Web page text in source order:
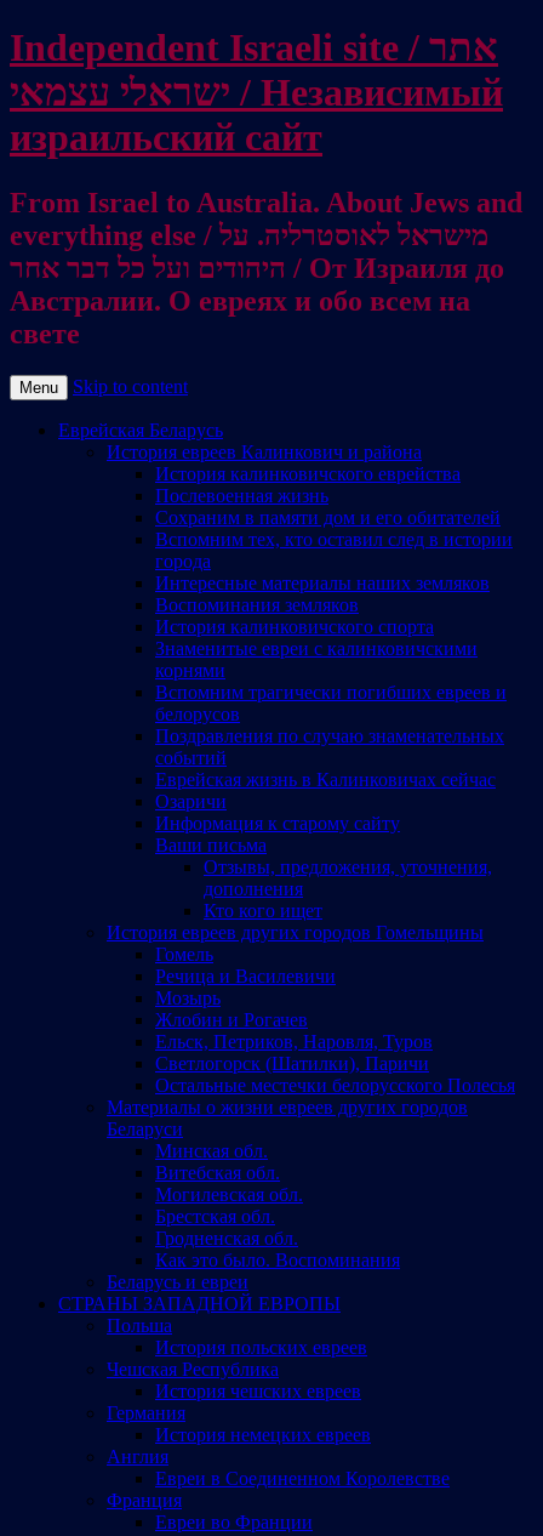
Independent Israeli site / אתר
ישראלי עצמאי / Независимый
израильский сайт
From Israel to Australia. About Jews and
everything else / מישראל לאוסטרליה. על
היהודים ועל כל דבר אחר / От Израиля до
Австралии. О евреях и обо всем на
свете
Menu Skip to content
Еврейская Беларусь
История евреев Калинкович и района
История калинковичского еврейства
Послевоенная жизнь
Сохраним в памяти дом и его обитателей
Вспомним тех, кто оставил след в истории
города
Интересные материалы наших земляков
Воспоминания земляков
История калинковичского спорта
Знаменитые евреи с калинковичскими
корнями
Вспомним трагически погибших евреев и
белорусов
Поздравления по случаю знаменательных
событий
Еврейская жизнь в Калинковичах сейчас
Озаричи
Информация к старому сайту
Ваши письма
Отзывы, предложения, уточнения,
дополнения
Кто кого ищет
История евреев других городов Гомельщины
Гомель
Речица и Василевичи
Мозырь
Жлобин и Рогачев
Ельск, Петриков, Наровля, Туров
Светлогорск (Шатилки), Паричи
Остальные местечки белорусского Полесья
Материалы о жизни евреев других городов
Беларуси
Минская обл.
Витебская обл.
Могилевская обл.
Брестская обл.
Гродненская обл.
Как это было. Воспоминания
Беларусь и евреи
СТРАНЫ ЗАПАДНОЙ ЕВРОПЫ
Польша
История польских евреев
Чешская Республика
История чешских евреев
Германия
История немецких евреев
Англия
Евреи в Соединенном Королевстве
Франция
Евреи во Франции